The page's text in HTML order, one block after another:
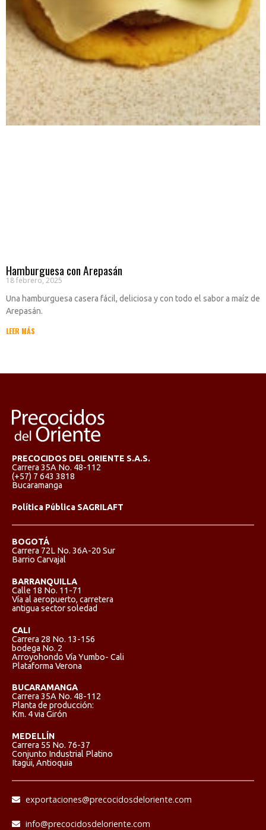
Hamburguesa con Arepasán
18 febrero, 2025
Una hamburguesa casera fácil, deliciosa y con todo el sabor a maíz de
Arepasán.
LEER MÁS
PRECOCIDOS DEL ORIENTE S.A.S.
Carrera 35A No. 48-112
(+57) 7 643 3818
Bucaramanga
Política Pública SAGRILAFT
BOGOTÁ
Carrera 72L No. 36A-20 Sur
Barrio Carvajal
BARRANQUILLA
Calle 18 No. 11-71
Vía al aeropuerto, carretera
antigua sector soledad
CALI
Carrera 28 No. 13-156
bodega No. 2
Arroyohondo Vía Yumbo- Cali
Plataforma Verona
BUCARAMANGA
Carrera 35A No. 48-112
Planta de producción:
Km. 4 via Girón
MEDELLÍN
Carrera 55 No. 76-37
Conjunto Industrial Platino
Itagüi, Antioquia
exportaciones@precocidosdeloriente.com
info@precocidosdeloriente.com